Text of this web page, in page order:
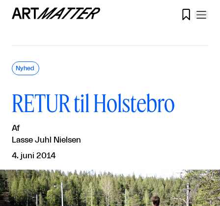

RETUR til Holstebro
Af
Lasse Juhl Nielsen
4. juni 2014
Nyhed